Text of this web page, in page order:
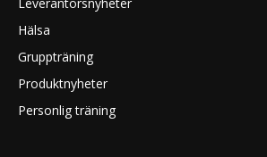
Hälsa
Gruppträning
Produktnyheter
Personlig träning